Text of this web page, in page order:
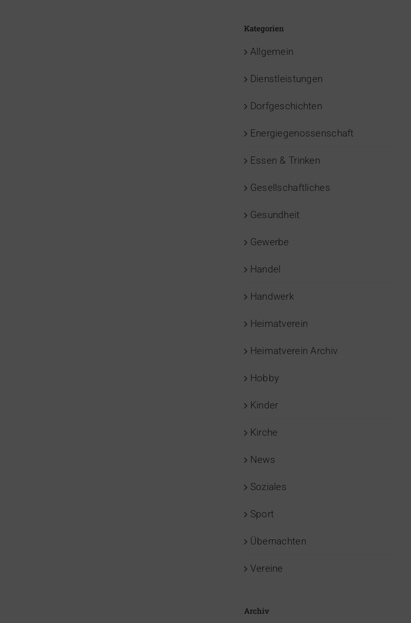
Kategorien
Allgemein
Dienstleistungen
Dorfgeschichten
Energiegenossenschaft
Essen & Trinken
Gesellschaftliches
Gesundheit
Gewerbe
Handel
Handwerk
Heimatverein
Heimatverein Archiv
Hobby
Kinder
Kirche
News
Soziales
Sport
Übernachten
Vereine
Archiv